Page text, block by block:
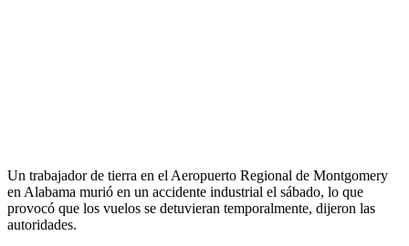
Un trabajador de tierra en el Aeropuerto Regional de Montgomery
en Alabama murió en un accidente industrial el sábado, lo que
provocó que los vuelos se detuvieran temporalmente, dijeron las
autoridades.